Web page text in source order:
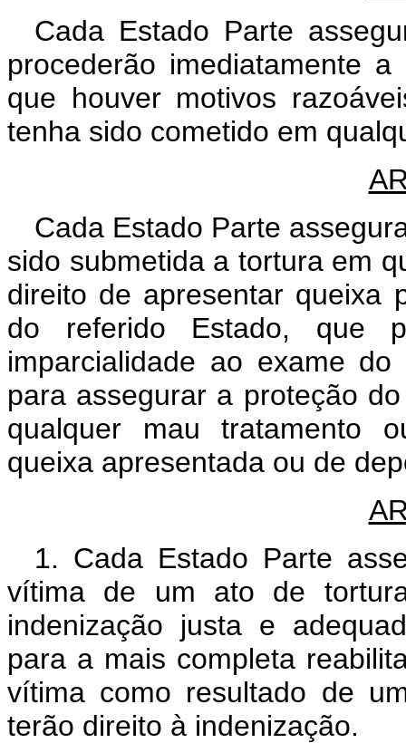
Cada Estado Parte
procederão imediatamente
que houver motivos
tenha sido cometido em
Cada Estado Parte
sido submetida a tortura em
direito de apresentar queixa
do referido Estado, que
imparcialidade ao exame
para assegurar a proteção
qualquer mau tratamento
queixa apresentada ou de
1. Cada Estado Parte
vítima de um ato de
indenização justa e
para a mais completa
vítima como resultado de
terão direito à indenização.